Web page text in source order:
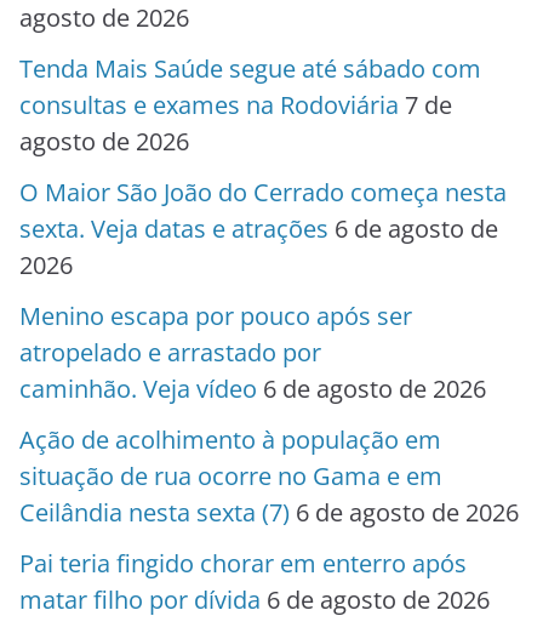
agosto de 2026
Tenda Mais Saúde segue até sábado com
consultas e exames na Rodoviária 7 de
agosto de 2026
O Maior São João do Cerrado começa nesta
sexta. Veja datas e atrações 6 de agosto de
2026
Menino escapa por pouco após ser
atropelado e arrastado por
caminhão. Veja vídeo 6 de agosto de 2026
Ação de acolhimento à população em
situação de rua ocorre no Gama e em
Ceilândia nesta sexta (7) 6 de agosto de 2026
Pai teria fingido chorar em enterro após
matar filho por dívida 6 de agosto de 2026